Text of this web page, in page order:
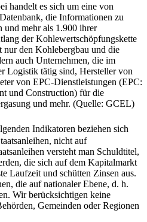
handelt es sich um eine von
die Informationen zu
und mehr als 1.900 ihrer
der Kohlewertschöpfungskette
nur den Kohlebergbau und die
auch Unternehmen, die im
Logistik tätig sind, Hersteller von
von EPC-Dienstleistungen (EPC:
und Construction) für die
und mehr. (Quelle: GCEL)
Indikatoren beziehen sich
nicht auf
versteht man Schuldtitel,
die sich auf dem Kapitalmarkt
Laufzeit und schütten Zinsen aus.
die auf nationaler Ebene, d. h.
Wir berücksichtigen keine
Gemeinden oder Regionen